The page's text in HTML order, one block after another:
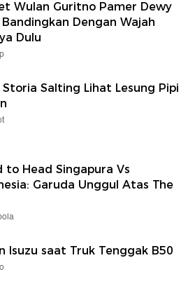
Wulan Guritno Pamer Dewy
Bandingkan Dengan Wajah
Dulu
Storia Salting Lihat Lesung Pipi
to Head Singapura Vs
Garuda Unggul Atas The
Isuzu saat Truk Tenggak B50